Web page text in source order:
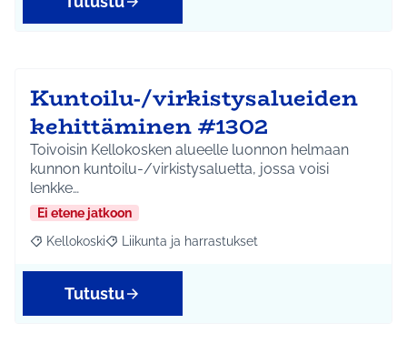
Kuntoilu-/virkistysalueiden
kehittäminen #1302
Toivoisin Kellokosken alueelle luonnon helmaan
kunnon kuntoilu-/virkistysaluetta, jossa voisi
lenkke…
Ei etene jatkoon
Rajaa tulokset aihepiirin mukaan: Kellokoski
Kellokoski Rajaa tulokset teeman mukaan: Liikunta ja
Liikunta ja harrastukset
Tutustu